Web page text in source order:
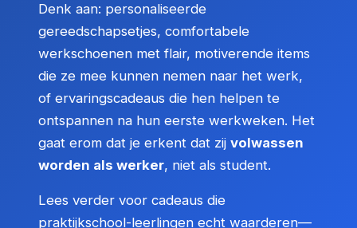
Denk aan: personaliseerde
gereedschapsetjes, comfortabele
werkschoenen met flair, motiverende items
die ze mee kunnen nemen naar het werk,
of ervaringscadeaus die hen helpen te
ontspannen na hun eerste werkweken. Het
gaat erom dat je erkent dat zij volwassen
worden als werker, niet als student.
Lees verder voor cadeaus die
praktijkschool-leerlingen echt waarderen—